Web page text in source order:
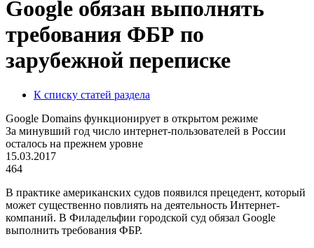
Google обязан выполнять
требования ФБР по
зарубежной переписке
К списку статей раздела
Google Domains функционирует в открытом режиме
За минувший год число интернет-пользователей в России
осталось на прежнем уровне
15.03.2017
464
В практике американских судов появился прецедент, который
может существенно повлиять на деятельность Интернет-
компаний. В Филадельфии городской суд обязал Google
выполнить требования ФБР.